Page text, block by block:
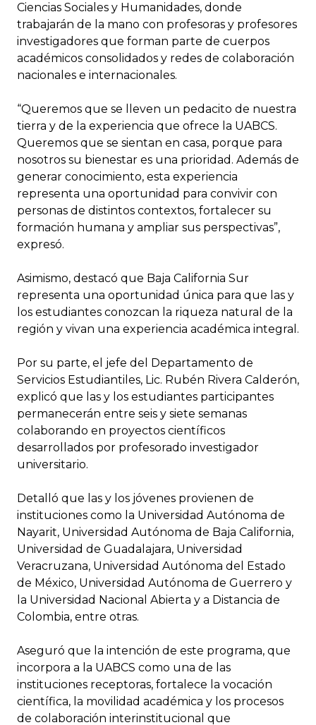
Ciencias Sociales y Humanidades, donde
trabajarán de la mano con profesoras y profesores
investigadores que forman parte de cuerpos
académicos consolidados y redes de colaboración
nacionales e internacionales.
“Queremos que se lleven un pedacito de nuestra
tierra y de la experiencia que ofrece la UABCS.
Queremos que se sientan en casa, porque para
nosotros su bienestar es una prioridad. Además de
generar conocimiento, esta experiencia
representa una oportunidad para convivir con
personas de distintos contextos, fortalecer su
formación humana y ampliar sus perspectivas”,
expresó.
Asimismo, destacó que Baja California Sur
representa una oportunidad única para que las y
los estudiantes conozcan la riqueza natural de la
región y vivan una experiencia académica integral.
Por su parte, el jefe del Departamento de
Servicios Estudiantiles, Lic. Rubén Rivera Calderón,
explicó que las y los estudiantes participantes
permanecerán entre seis y siete semanas
colaborando en proyectos científicos
desarrollados por profesorado investigador
universitario.
Detalló que las y los jóvenes provienen de
instituciones como la Universidad Autónoma de
Nayarit, Universidad Autónoma de Baja California,
Universidad de Guadalajara, Universidad
Veracruzana, Universidad Autónoma del Estado
de México, Universidad Autónoma de Guerrero y
la Universidad Nacional Abierta y a Distancia de
Colombia, entre otras.
Aseguró que la intención de este programa, que
incorpora a la UABCS como una de las
instituciones receptoras, fortalece la vocación
científica, la movilidad académica y los procesos
de colaboración interinstitucional que